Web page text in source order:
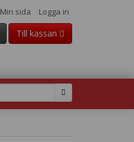
Min sida Logga in
Till kassan